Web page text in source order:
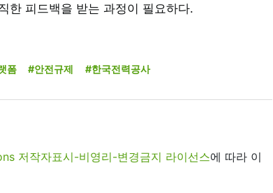
한 피드백을 받는 과정이 필요하다.
폼 #안전규제 #한국전력공사
저작자표시-비영리-변경금지 라이선스에 따라 이